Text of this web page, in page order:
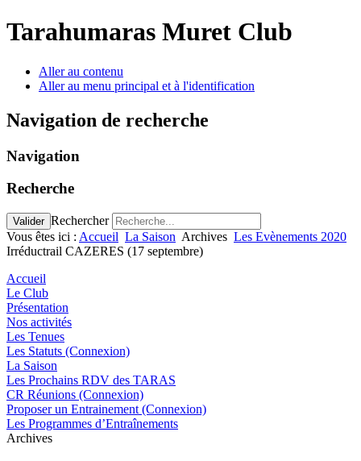
Tarahumaras Muret Club
Aller au contenu
Aller au menu principal et à l'identification
Navigation de recherche
Navigation
Recherche
Valider Rechercher
Vous êtes ici : Accueil La Saison Archives Les Evènements 2020
Irréductrail CAZERES (17 septembre)
Accueil
Le Club
Présentation
Nos activités
Les Tenues
Les Statuts (Connexion)
La Saison
Les Prochains RDV des TARAS
CR Réunions (Connexion)
Proposer un Entrainement (Connexion)
Les Programmes d’Entraînements
Archives